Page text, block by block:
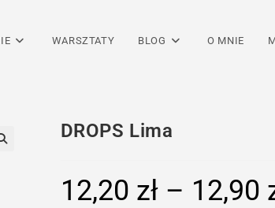
WARSZTATY BLOG O MNIE
DROPS Lima
12,20 zł – 12,90